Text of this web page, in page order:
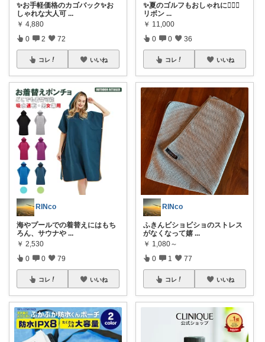
✨お手軽価格のカゴバック✨お
しゃれな大人可 ...
￥ 4,880
0 2 72
コレ いいね
RINco
海やプールでの着替えにはもち
ろん、サウナや ...
￥ 2,530
0 0 79
コレ いいね
✨夏のゴルフもおしゃれに🏌️‍♀️✨
リボン ...
￥ 11,000
0 0 36
コレ いいね
RINco
ふきんビショビショのストレス
がなくなって嬉 ...
￥ 1,080～
0 1 77
コレ いいね